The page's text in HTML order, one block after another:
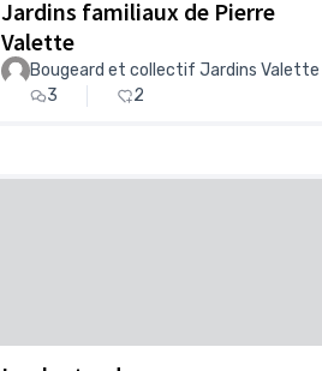
Jardins familiaux de Pierre
Valette
Bougeard et collectif Jardins Valette
3
2